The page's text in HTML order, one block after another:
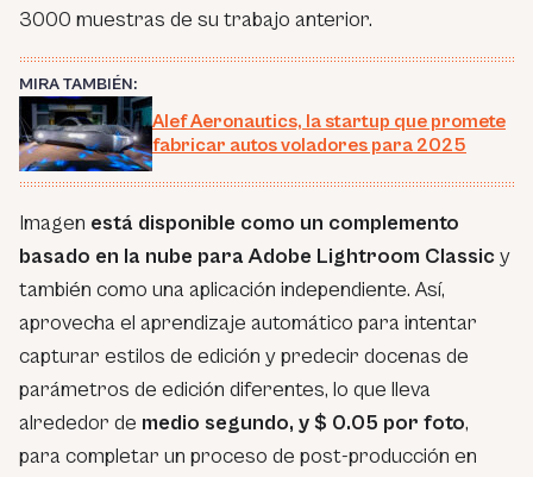
3000 muestras de su trabajo anterior.
MIRA TAMBIÉN:
Alef Aeronautics, la startup que promete
fabricar autos voladores para 2025
Imagen está disponible como un complemento
basado en la nube para Adobe Lightroom Classicy
también como una aplicación independiente. Así,
aprovecha el aprendizaje automático para intentar
capturar estilos de edición y predecir docenas de
parámetros de edición diferentes, lo que lleva
alrededor de medio segundo, y $ 0.05 por foto,
para completar un proceso de post-producción en